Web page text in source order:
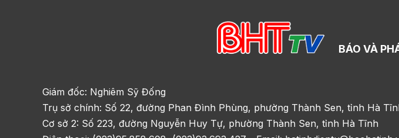
BÁO VÀ
Giám đốc: Nghiêm Sỹ Đống
Trụ sở chính: Số 22, đường Phan Đình Phùng, phường Thành Sen, tỉnh Hà
Cơ sở 2: Số 223, đường Nguyễn Huy Tự, phường Thành Sen, tỉnh Hà Tĩnh